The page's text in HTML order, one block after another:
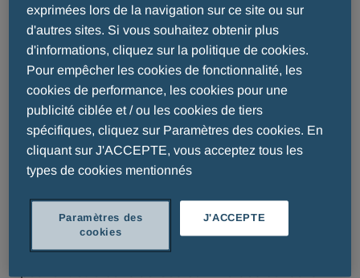
Tout utilisateur qui publie un message sur l’un des
canaux ou qui répond à l’une des contributions
qui y sont publiées accepte de se conformer aux
présentes conditions d’utilisation. Celles-ci
s’appliquent en plus des conditions d’utilisation ou
autres mentions légales mises à la disposition
des utilisateurs par l’entreprise ou par d’autres
entreprises propriétaires des canaux utilisés.
Chaque fois que cela est possible, les
informations médicales et scientifiques fournies le
sont à titre d’information uniquement et ne
exprimées lors de la navigation sur ce site ou sur
d'autres sites. Si vous souhaitez obtenir plus
d'informations, cliquez sur la politique de cookies.
Pour empêcher les cookies de fonctionnalité, les
cookies de performance, les cookies pour une
publicité ciblée et / ou les cookies de tiers
spécifiques, cliquez sur Paramètres des cookies. En
cliquant sur J'ACCEPTE, vous acceptez tous les
types de cookies mentionnés
J'ACCEPTE
Paramètres des
cookies